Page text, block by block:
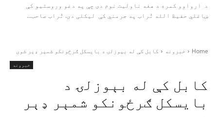
د ارواوو کمره د هغه ناولیت نوم دی چې په دغو وروستیو کې
ښاغلي حفیظ الله تُراب په جرمني کې لیکلی دی. تُراب صاحب...